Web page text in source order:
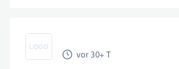
vor 30+ T